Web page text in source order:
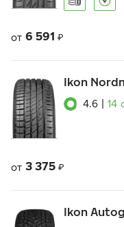
от 6 591 ₽
Ikon
4.6 14
от 3 375 ₽
Ikon